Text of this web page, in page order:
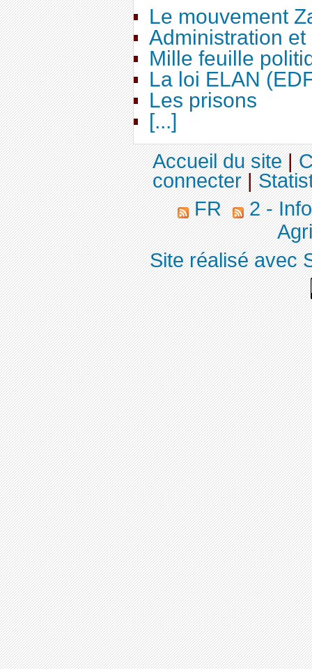
Le mouvement
Administration
Mille feuille
La loi ELAN
Les prisons
[...]
Accueil du site|
connecter|
FR
2 -
Site réalisé avec